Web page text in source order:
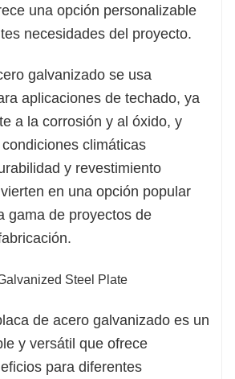
una opción personalizable
necesidades del proyecto.
galvanizado se usa
aplicaciones de techado, ya
a la corrosión y al óxido, y
climáticas
y revestimiento
en una opción popular
gama de proyectos de
de acero galvanizado es un
y versátil que ofrece
para diferentes